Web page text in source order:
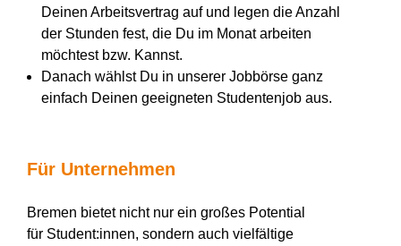
Deinen Arbeitsvertrag auf und legen die Anzahl
der Stunden fest, die Du im Monat arbeiten
möchtest bzw. Kannst.
Danach wählst Du in unserer Jobbörse ganz
einfach Deinen geeigneten Studentenjob aus.
Für Unternehmen
Bremen bietet nicht nur ein großes Potential
für Student:innen, sondern auch vielfältige